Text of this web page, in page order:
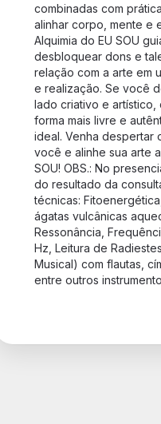
combinadas com
alinhar corpo, mente e
Alquimia do EU SOU
desbloquear dons e
relação com a arte em
e realização. Se você
lado criativo e artístico,
forma mais livre e
ideal. Venha despertar
você e alinhe sua arte
SOU! OBS.: No
do resultado da
técnicas:
ágatas vulcânicas
Ressonância,
Hz, Leitura de
Musical) com flautas,
entre outros